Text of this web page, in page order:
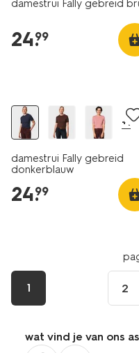
damestrui Fally gebreid
24.
99
+1
damestrui Fally gebreid
donkerblauw
24.
99
1 2
wat vind je van ons